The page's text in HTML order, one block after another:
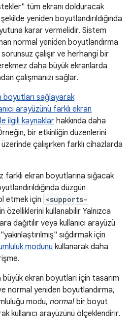
tüm ekranı dolduracak
yeniden boyutlandırıldığında
karar vermelidir. Sistem
normal yeniden boyutlandırma
çalışır ve herhangi bir
daha büyük ekranlarda
çalışmanızı sağlar.
boyutları sağlayarak
arayüzünü farklı ekran
ilgili kaynaklar hakkında daha
bir etkinliğin düzenlerini
çalışırken farklı cihazlarda
farklı ekran boyutlarına sığacak
düzgün
etmek için <supports-
özelliklerini kullanabilir Yalnızca
dağıtılır veya kullanıcı arayüzü
sığdırmak için
modunu kullanarak daha
ekran boyutları için tasarım
normal yeniden boyutlandırma,
modu, normal bir boyut
kullanıcı arayüzünü ölçeklendirir.